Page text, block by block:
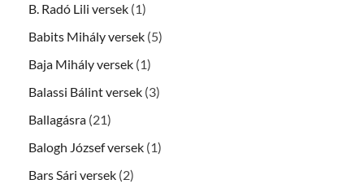
B. Radó Lili versek (1)
Babits Mihály versek (5)
Baja Mihály versek (1)
Balassi Bálint versek (3)
Ballagásra (21)
Balogh József versek (1)
Bars Sári versek (2)